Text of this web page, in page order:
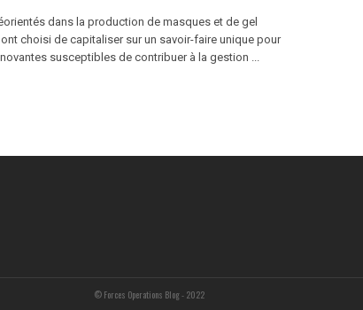
dans la production de masques et de gel
choisi de capitaliser sur un savoir-faire unique pour
susceptibles de contribuer à la gestion ...
© Forces Operations Blog - 2022